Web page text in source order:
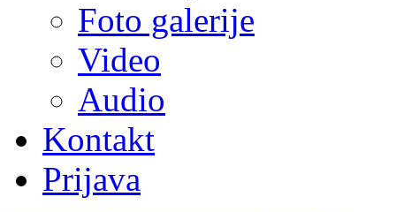
Foto galerije
Video
Audio
Kontakt
Prijava